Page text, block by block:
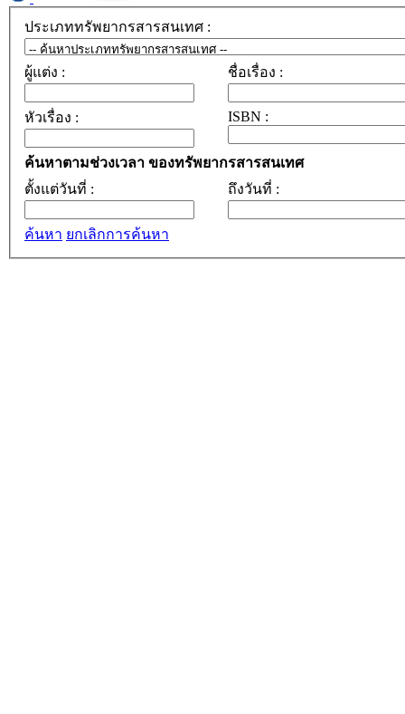
ประเภททรัพยากรสารสนเทศ :
ผู้แต่ง : ชื่อเรื่อง :
หัวเรื่อง : ISBN :
ค้นหาตามช่วงเวลา ของทรัพยากรสารสนเทศ
ตั้งแต่วันที่ :
ถึงวันที่ :
ค้นหา ยกเลิกการค้นหา